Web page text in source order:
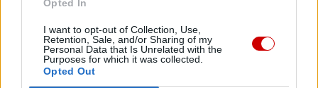
Opted In
I want to opt-out of Collection, Use,
Retention, Sale, and/or Sharing of my
Personal Data that Is Unrelated with the
Purposes for which it was collected.
Opted Out
Najnowsze
05 sierpnia 2026 | 21:23